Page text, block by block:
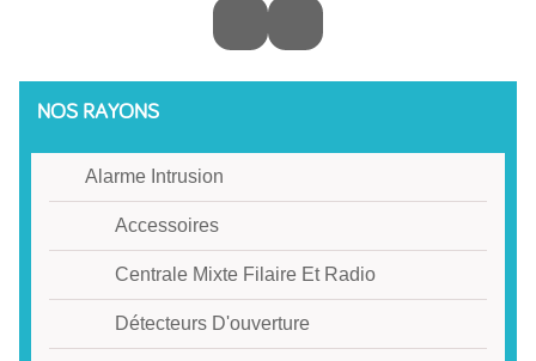
NOS RAYONS
Alarme Intrusion
Accessoires
Centrale Mixte Filaire Et Radio
Détecteurs D'ouverture